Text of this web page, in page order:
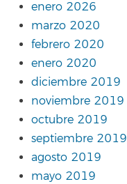
enero 2026
marzo 2020
febrero 2020
enero 2020
diciembre 2019
noviembre 2019
octubre 2019
septiembre 2019
agosto 2019
mayo 2019